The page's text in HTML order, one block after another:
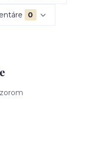
0